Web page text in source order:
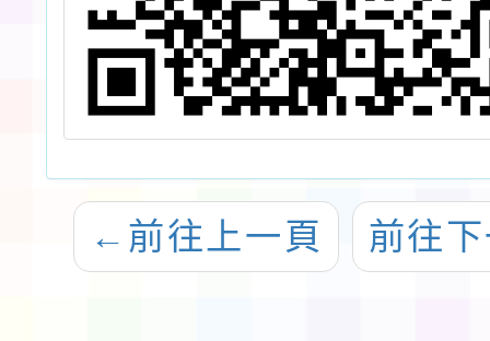
← 前往上一頁 前往